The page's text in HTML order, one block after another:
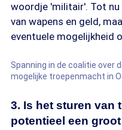
woordje 'militair'. Tot
van wapens en geld,
eventuele mogelijkheid
Spanning in de coalitie over
mogelijke troepenmacht in
3. Is het sturen van
potentieel een